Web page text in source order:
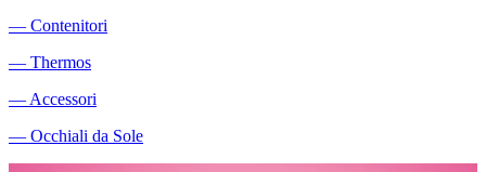
― Contenitori
― Thermos
― Accessori
― Occhiali da Sole